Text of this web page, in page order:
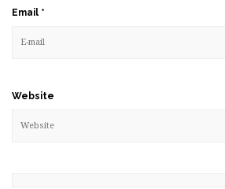
Email *
Website